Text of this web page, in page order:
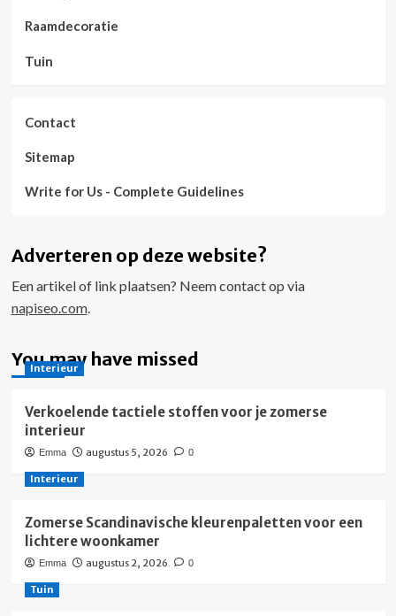
Raamdecoratie
Tuin
Contact
Sitemap
Write for Us - Complete Guidelines
Adverteren op deze website?
Een artikel of link plaatsen? Neem contact op via
napiseo.com.
You may have missed
Interieur
Verkoelende tactiele stoffen voor je zomerse
interieur
Emma augustus 5, 2026 0
Interieur
Zomerse Scandinavische kleurenpaletten voor een
lichtere woonkamer
Emma augustus 2, 2026 0
Tuin